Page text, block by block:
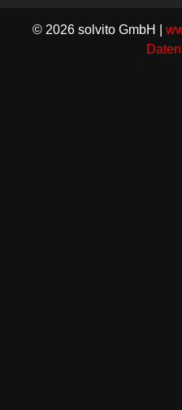
© 2026 solvito GmbH |